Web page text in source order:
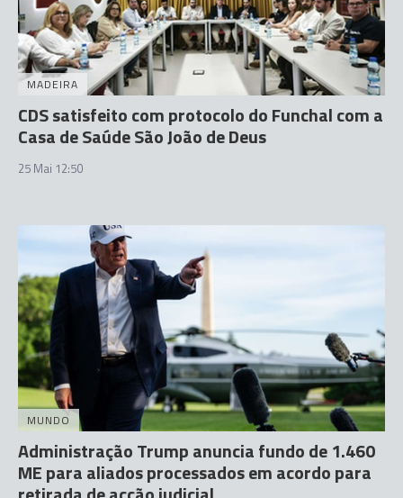
MADEIRA
CDS satisfeito com protocolo do Funchal com a
Casa de Saúde São João de Deus
25 Mai 12:50
MUNDO
Administração Trump anuncia fundo de 1.460
ME para aliados processados em acordo para